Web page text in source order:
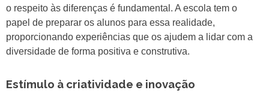
o respeito às diferenças é fundamental. A escola tem o
papel de preparar os alunos para essa realidade,
proporcionando experiências que os ajudem a lidar com a
diversidade de forma positiva e construtiva.
Estímulo à criatividade e inovação